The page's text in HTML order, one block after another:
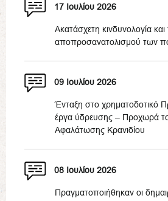
17 Ιουλίου 2026
Ακατάσχετη κινδυνολογία
αποπροσανατολισμού των
09 Ιουλίου 2026
Ένταξη στο χρηματοδοτικό
έργα ύδρευσης – Προχωρά
Αφαλάτωσης Κρανιδίου
08 Ιουλίου 2026
Πραγματοποιήθηκαν οι